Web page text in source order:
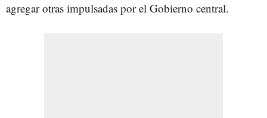
agregar otras impulsadas por el Gobierno central.